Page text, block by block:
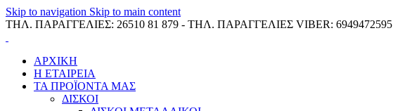
Skip to navigation Skip to main content
ΤΗΛ. ΠΑΡΑΓΓΕΛΙΕΣ: 26510 81 879 - ΤΗΛ. ΠΑΡΑΓΓΕΛΙΕΣ VIBER: 6949472595
ΑΡΧΙΚΗ
Η ΕΤΑΙΡΕΙΑ
ΤΑ ΠΡΟΪΟΝΤΑ ΜΑΣ
ΔΙΣΚΟΙ